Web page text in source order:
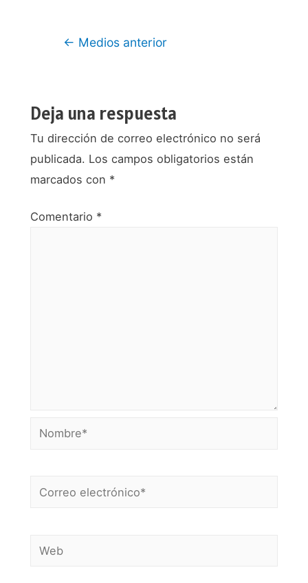
Navegación
← Medios anterior
Deja una respuesta
Tu dirección de correo electrónico no será
publicada. Los campos obligatorios están
marcados con *
Comentario *
Nombre*
Correo
Web